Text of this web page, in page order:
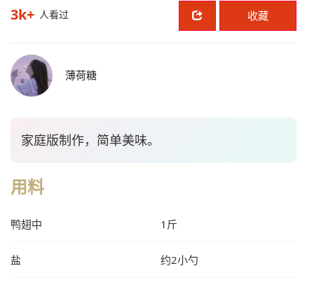
3k+ 人看过 收藏
薄荷糖
家庭版制作，简单美味。
用料
鸭翅中 1斤
盐 约2小勺